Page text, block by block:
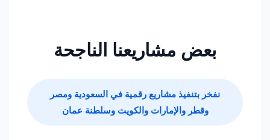
بعض مشاريعنا الناجحة
نفخر بتنفيذ مشاريع رقمية في السعودية ومصر
وقطر والإمارات والكويت وسلطنة عمان